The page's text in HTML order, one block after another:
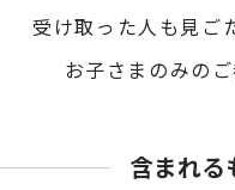
受け取った人も見ご
お子さまのみの
含まれる